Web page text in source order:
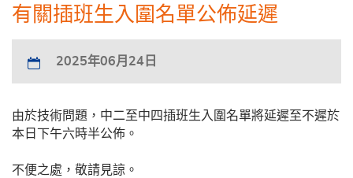
有關插班生入圍名單公佈延遲
2025年06月24日
由於技術問題，中二至中四插班生入圍名單將延遲至不遲於
本日下午六時半公佈。
不便之處，敬請見諒。